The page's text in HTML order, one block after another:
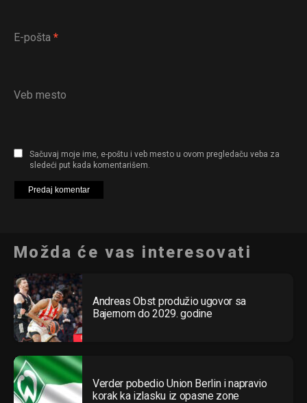
E-pošta *
Veb mesto
Sačuvaj moje ime, e-poštu i veb mesto u ovom pregledaču veba za
sledeći put kada komentarišem.
Možda će vas interesovati
Andreas Obst produžio ugovor sa
Bajernom do 2029. godine
Verder pobedio Union Berlin i napravio
korak ka izlasku iz opasne zone